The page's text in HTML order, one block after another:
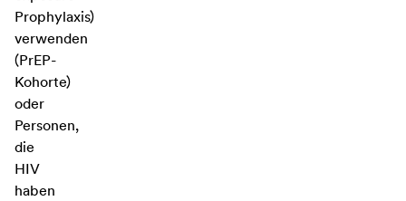
Prophylaxis)
verwenden
(PrEP-
Kohorte)
oder
Personen,
die
HIV
haben